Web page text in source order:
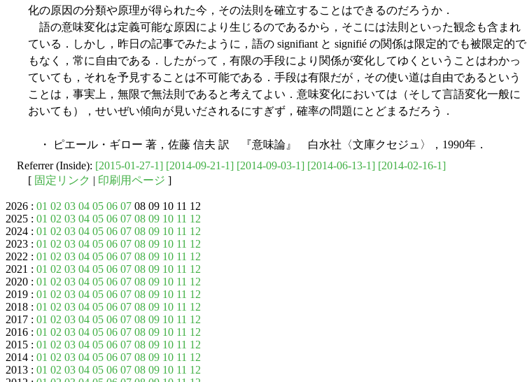
化の原因の分類や原理が得られた今，その法則を確立することはできるのだろうか．
語の意味変化は定義可能な原因により生じるのであるから，そこには法則といった観念も含まれ
ている．しかし，昨日の記事でみたように，語の signifiant と signifié の関係は限定的でも被限定的で
もなく，常に自由である．したがって，有限の手段により関係が変化してゆくということはわかっ
ていても，それを予見することは不可能である．手段は有限だが，その使い道は自由であるという
ことは，事実上，無限で無法則であると考えてよい．意味変化においては（そして言語変化一般に
おいても），せいぜい傾向が見いだされるにすぎず，確率の問題にとどまるだろう．
・ ピエール・ギロー 著，佐藤 信夫 訳 『意味論』 白水社〈文庫クセジュ〉，1990年．
Referrer (Inside): [2015-01-27-1] [2014-09-21-1] [2014-09-03-1] [2014-06-13-1] [2014-02-16-1]
[ 固定リンク | 印刷用ページ ]
2026 : 01 02 03 04 05 06 07 08 09 10 11 12
2025 : 01 02 03 04 05 06 07 08 09 10 11 12
2024 : 01 02 03 04 05 06 07 08 09 10 11 12
2023 : 01 02 03 04 05 06 07 08 09 10 11 12
2022 : 01 02 03 04 05 06 07 08 09 10 11 12
2021 : 01 02 03 04 05 06 07 08 09 10 11 12
2020 : 01 02 03 04 05 06 07 08 09 10 11 12
2019 : 01 02 03 04 05 06 07 08 09 10 11 12
2018 : 01 02 03 04 05 06 07 08 09 10 11 12
2017 : 01 02 03 04 05 06 07 08 09 10 11 12
2016 : 01 02 03 04 05 06 07 08 09 10 11 12
2015 : 01 02 03 04 05 06 07 08 09 10 11 12
2014 : 01 02 03 04 05 06 07 08 09 10 11 12
2013 : 01 02 03 04 05 06 07 08 09 10 11 12